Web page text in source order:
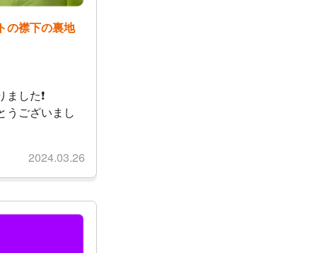
の襟下の裏地
した❗
うございまし
2024.03.26